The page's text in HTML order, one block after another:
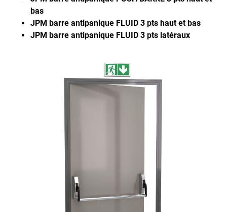
bas
JPM barre antipanique FLUID 3 pts haut et bas
JPM barre antipanique FLUID 3 pts latéraux